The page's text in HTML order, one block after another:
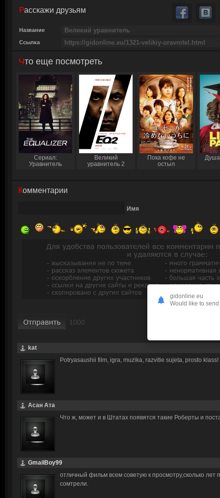
Расскажи друзьям
Название
Ссылка
Что еще посмотреть
Сериал:
Уравнитель
Великий
уравнитель 2
Пока кофе не
остыл
Душа
Комментарии
Имя
kat
Potryasaushii film, igra, muzika, razvitie sujeta, prosto klass!
Асан Ата
Что ж, может и в Штатах появятся такие Роберты и
GmailBoy99
отличный фильм всем советую к просмотру,сколько лет
сомтрели.
gidonline.eu
Would like to